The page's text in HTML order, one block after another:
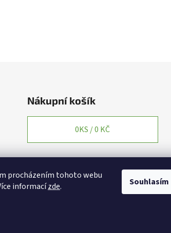
procházením tohoto webu
informacízde. Souhlasím
Nákupní košík
0KS /0 KČ